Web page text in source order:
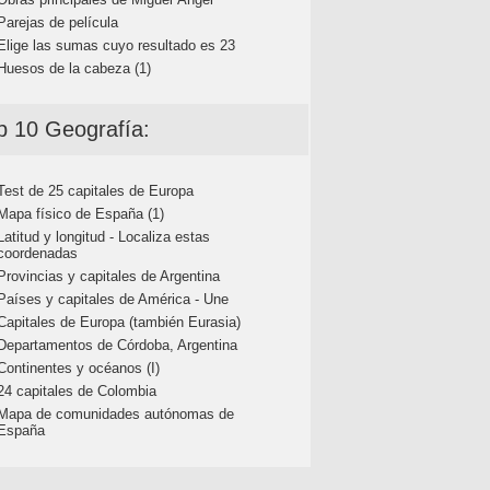
de película
las sumas cuyo resultado es 23
de la cabeza (1)
10 Geografía:
de 25 capitales de Europa
físico de España (1)
y longitud - Localiza estas
y capitales de Argentina
y capitales de América - Une
de Europa (también Eurasia)
de Córdoba, Argentina
y océanos (I)
capitales de Colombia
de comunidades autónomas de